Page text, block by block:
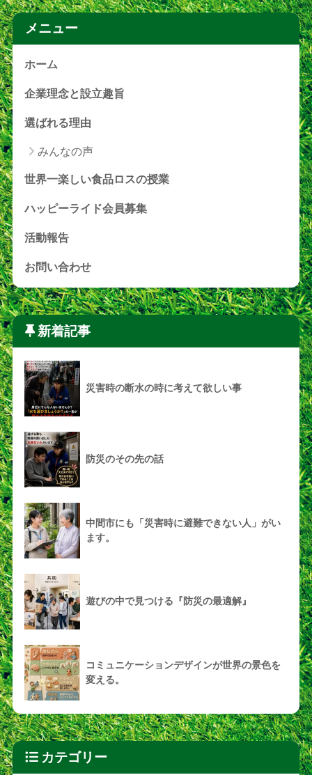
メニュー
ホーム
企業理念と設立趣旨
選ばれる理由
みんなの声
世界一楽しい食品ロスの授業
ハッピーライド会員募集
活動報告
お問い合わせ
新着記事
災害時の断水の時に考えて欲しい事
防災のその先の話
中間市にも「災害時に避難できない人」がい
ます。
遊びの中で見つける『防災の最適解』
コミュニケーションデザインが世界の景色を
変える。
カテゴリー